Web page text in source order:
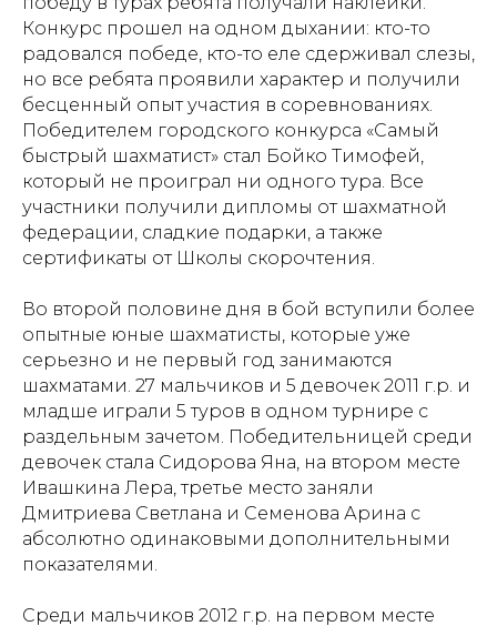
Конкурс прошел на одном дыхании: кто-то
радовался победе, кто-то еле сдерживал слезы,
но все ребята проявили характер и получили
бесценный опыт участия в соревнованиях.
Победителем городского конкурса «Самый
быстрый шахматист» стал Бойко Тимофей,
который не проиграл ни одного тура. Все
участники получили дипломы от шахматной
федерации, сладкие подарки, а также
сертификаты от Школы скорочтения.
Во второй половине дня в бой вступили более
опытные юные шахматисты, которые уже
серьезно и не первый год занимаются
шахматами. 27 мальчиков и 5 девочек 2011 г.р. и
младше играли 5 туров в одном турнире с
раздельным зачетом. Победительницей среди
девочек стала Сидорова Яна, на втором месте
Ивашкина Лера, третье место заняли
Дмитриева Светлана и Семенова Арина с
абсолютно одинаковыми дополнительными
показателями.
Среди мальчиков 2012 г.р. на первом месте